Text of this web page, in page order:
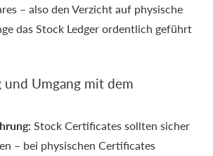
– also den Verzicht auf physische
das Stock Ledger ordentlich geführt
Umgang mit dem
Stock Certificates sollten sicher
– bei physischen Certificates